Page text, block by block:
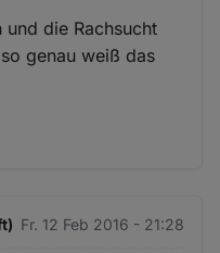
die Rachsucht
genau weiß das
Fr. 12 Feb 2016 - 21:28